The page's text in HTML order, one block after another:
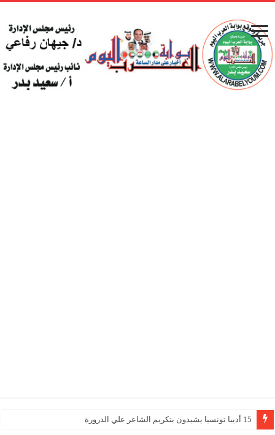
15 أديبا تونسيا يشيدون بتكريم الشاعر علي الدرورة